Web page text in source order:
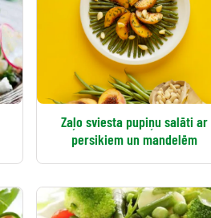
Zaļo sviesta pupiņu salāti ar
persikiem un mandelēm